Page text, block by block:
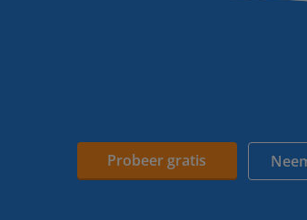
Probeer gratis